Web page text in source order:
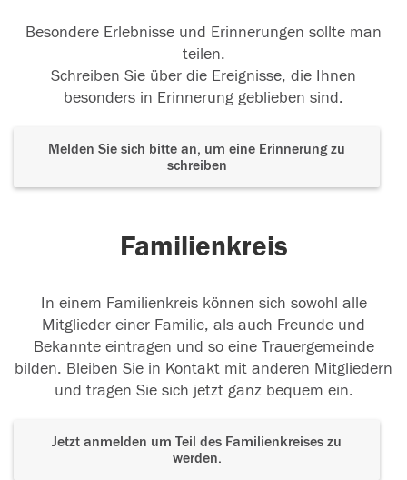
Besondere Erlebnisse und Erinnerungen sollte man
teilen.
Schreiben Sie über die Ereignisse, die Ihnen
besonders in Erinnerung geblieben sind.
Melden Sie sich bitte an, um eine Erinnerung zu
schreiben
Familienkreis
In einem Familienkreis können sich sowohl alle
Mitglieder einer Familie, als auch Freunde und
Bekannte eintragen und so eine Trauergemeinde
bilden. Bleiben Sie in Kontakt mit anderen Mitgliedern
und tragen Sie sich jetzt ganz bequem ein.
Jetzt anmelden um Teil des Familienkreises zu
werden.